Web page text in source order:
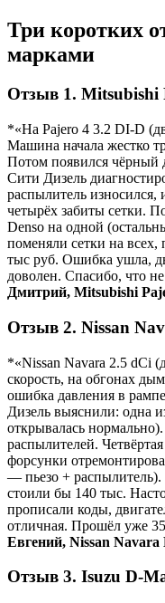
Три коротких
марками
Отзыв 1. Mitsubishi
*«На Pajero 4 3.2 DI-D
Машина начала жестко
Потом появился
Сити Дизель
распылитель износился,
четырёх забиты сетки.
Denso на одной
поменяли сетки на всех,
тыс руб. Ошибка ушла,
доволен. Спасибо, что
Дмитрий, Mitsubishi
Отзыв 2. Nissan
*«Nissan Navara 2.5 dCi
скорость, на обгонах
ошибка давления в
Дизель выяснили: одна
открывалась
распылителей.
форсунки
— пьезо +
стоили бы 140 тыс.
прописали коды,
отличная. Прошёл уже
Евгений, Nissan Navara
Отзыв 3. Isuzu D-